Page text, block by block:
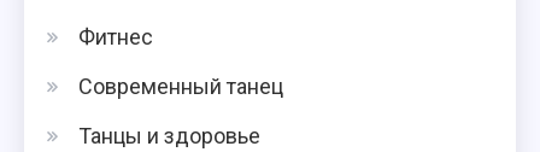
Фитнес
Современный танец
Танцы и здоровье